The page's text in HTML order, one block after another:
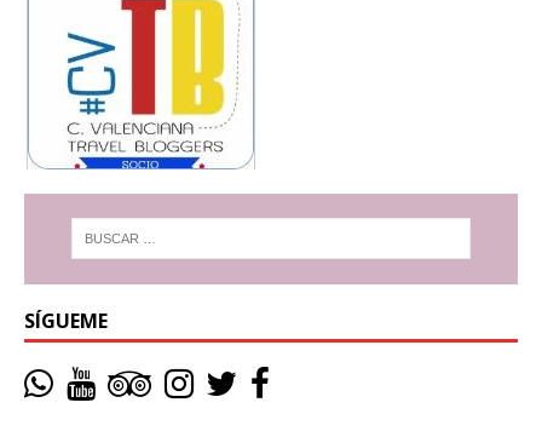
SÍGUEME